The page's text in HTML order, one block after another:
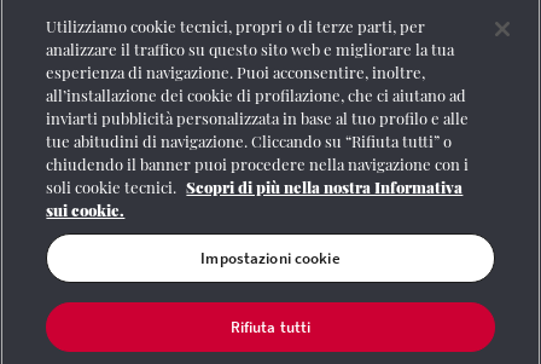
La testata online del Gruppo FS Italiane
Social
Se vuoi contattarci o avere altre informazioni
CONTATTI
Registrazione Tribunale di Roma n° 204/2009
Utilizziamo cookie tecnici, propri o di terze parti, per
analizzare il traffico su questo sito web e migliorare la tua
esperienza di navigazione. Puoi acconsentire, inoltre,
all’installazione dei cookie di profilazione, che ci aiutano ad
inviarti pubblicità personalizzata in base al tuo profilo e alle
tue abitudini di navigazione. Cliccando su “Rifiuta tutti” o
chiudendo il banner puoi procedere nella navigazione con i
soli cookie tecnici. Scopri di più nella nostra Informativa
sui cookie.
Impostazioni cookie
Rifiuta tutti